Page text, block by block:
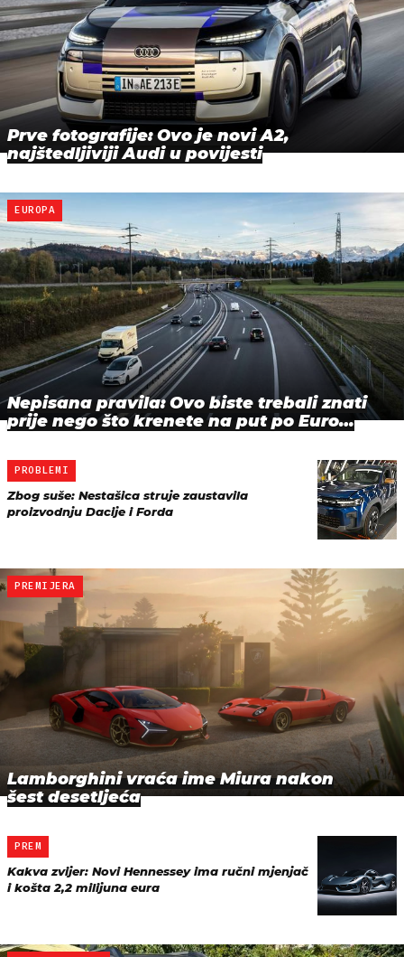
Prve fotografije: Ovo je novi A2,
najštedljiviji Audi u povijesti
EUROPA
Nepisana pravila: Ovo biste trebali znati
prije nego što krenete na put po Euro…
PROBLEMI
Zbog suše: Nestašica struje zaustavila
proizvodnju Dacije i Forda
PREMIJERA
Lamborghini vraća ime Miura nakon
šest desetljeća
PREM
Kakva zvijer: Novi Hennessey ima ručni mjenjač
i košta 2,2 milijuna eura